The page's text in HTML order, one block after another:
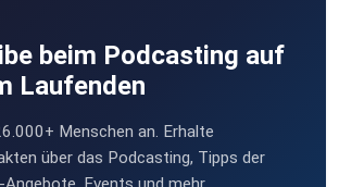
beim Podcasting auf
Laufenden
Menschen an. Erhalte
über das Podcasting, Tipps der